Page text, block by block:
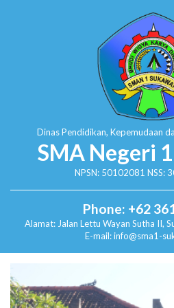
Dinas Pendidikan, Kepemudaan
SMA Negeri
NPSN: 50102081 NSS:
Phone: +62
Alamat: Jalan Lettu Wayan Sutha II,
E-mail: info@sma1-